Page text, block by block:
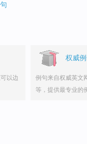
以边
权威
例句来自权威英文
等，提供最专业的